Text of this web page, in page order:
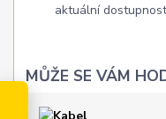
aktuální
MŮŽE SE VÁM